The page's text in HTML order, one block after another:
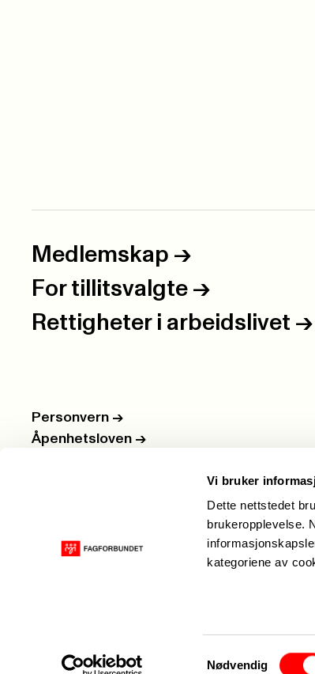
Vi bruker
Dette nettstedet
brukeropplevelse.
kategoriene av
Samtykkevalg
Nødvendig
Medlemskap ->
For tillitsvalgte ->
Rettigheter i arbeidslivet ->
Personvern ->
Åpenhetsloven ->